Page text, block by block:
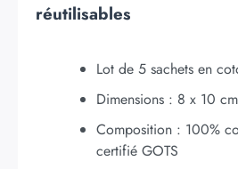
réutilisables
Lot de 5 sachets en
Dimensions : 8 x 10 cm
Composition : 100%
certifié GOTS